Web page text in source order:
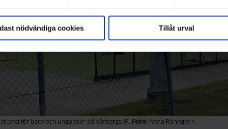
nödvändiga cookies Tillåt urval
för barn och unga sker på Vårbergs IP. Anna Rönngren